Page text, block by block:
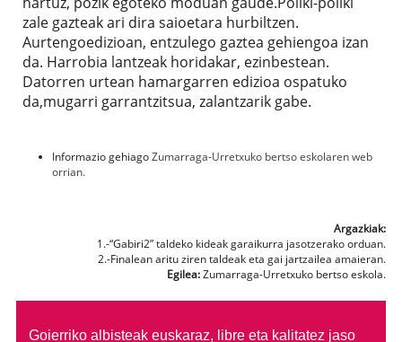
zale gazteak ari dira saioetara hurbiltzen.
Aurtengoedizioan, entzulego gaztea gehiengoa izan
da. Harrobia lantzeak horidakar, ezinbestean.
Datorren urtean hamargarren edizioa ospatuko
da,mugarri garrantzitsua, zalantzarik gabe.
Informazio gehiagoZumarraga-Urretxuko bertso eskolaren web
orrian.
Argazkiak:
1.-“Gabiri2” taldeko kideak garaikurra jasotzerako orduan.
2.-Finalean aritu ziren taldeak eta gai jartzailea amaieran.
Egilea:Zumarraga-Urretxuko bertso eskola.
Goierriko albisteak euskaraz, libre eta kalitatez jaso